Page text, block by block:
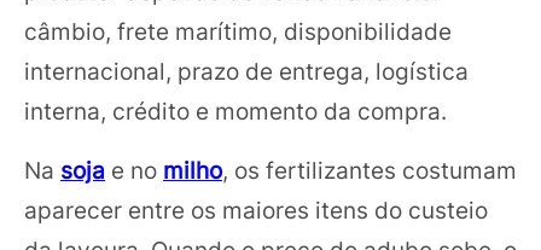
câmbio, frete marítimo, disponibilidade
internacional, prazo de entrega, logística
interna, crédito e momento da compra.
Na soja e no milho, os fertilizantes costumam
aparecer entre os maiores itens do custeio